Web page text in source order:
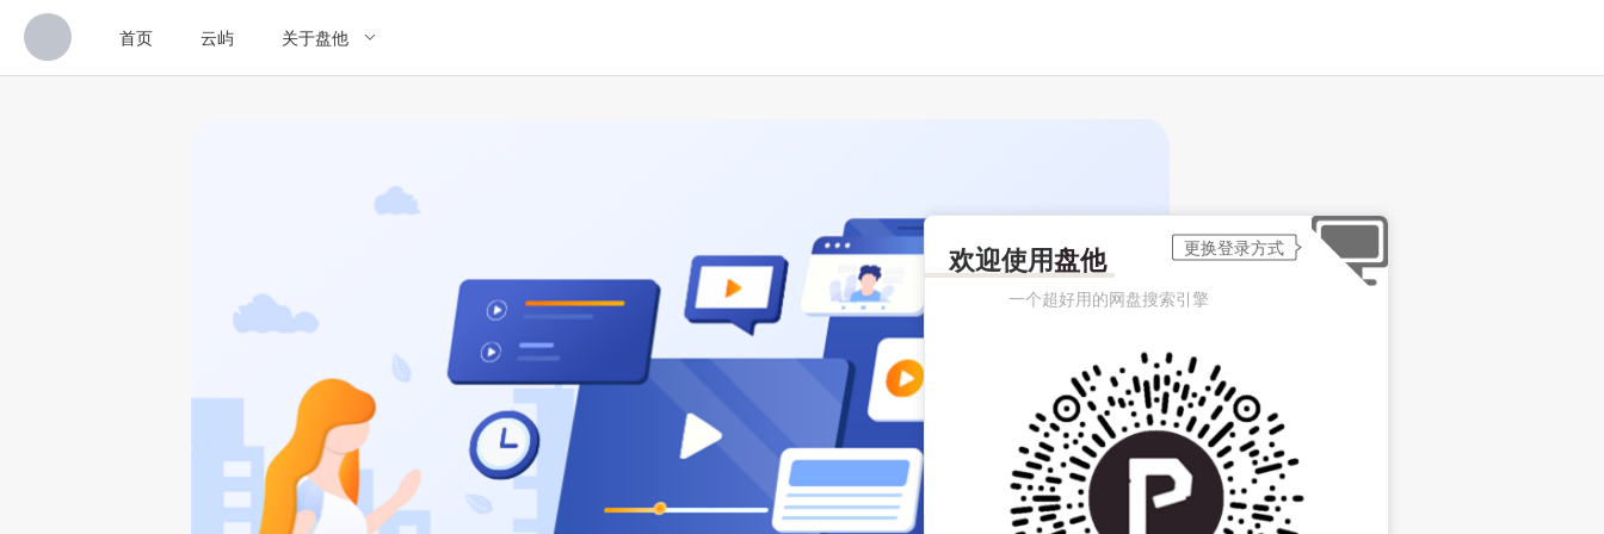
首页 云屿 关于盘他
欢迎使用盘他
一个超好用的网盘搜索引擎